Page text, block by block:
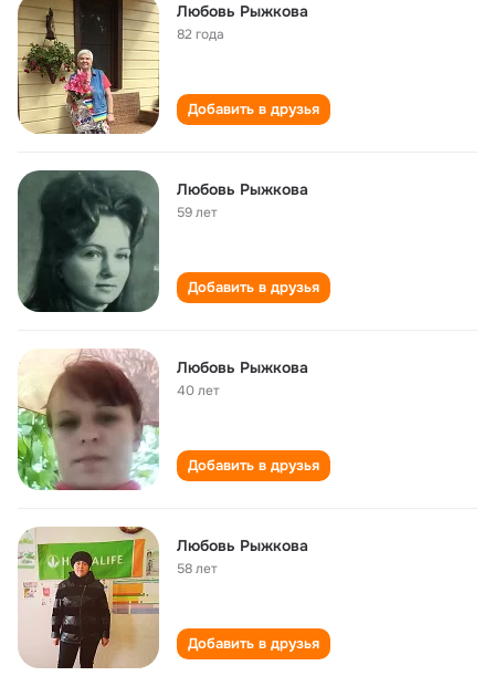
Любовь Рыжкова
82 года
Добавить в друзья
Любовь Рыжкова
59 лет
Добавить в друзья
Любовь Рыжкова
40 лет
Добавить в друзья
Любовь Рыжкова
58 лет
Добавить в друзья